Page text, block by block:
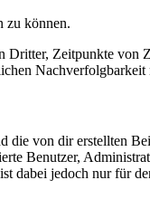
zu können.
Dritter, Zeitpunkte
die von dir erstellten
Benutzer,
dabei jedoch nur für